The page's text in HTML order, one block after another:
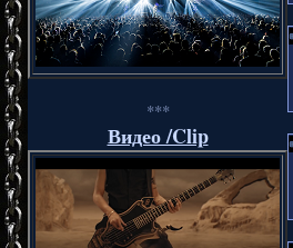
***
Видео /Clip